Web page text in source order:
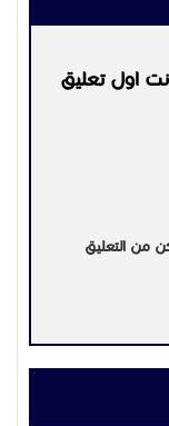
اول تعليق
من التعليق